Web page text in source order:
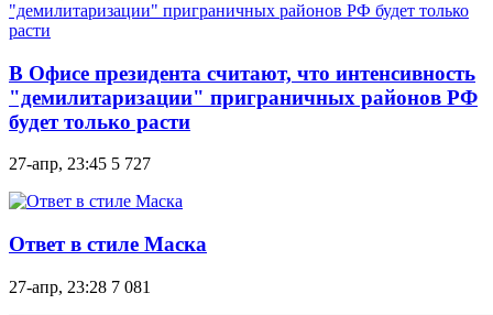
В Офисе президента считают, что интенсивность
"демилитаризации" приграничных районов РФ
будет только расти
27-апр, 23:45 5 727
Ответ в стиле Маска
27-апр, 23:28 7 081